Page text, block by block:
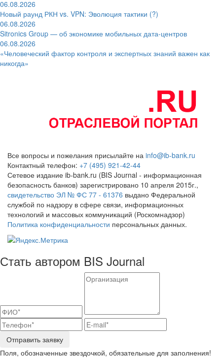
06.08.2026
Новый раунд РКН vs. VPN: Эволюция тактики (?)
06.08.2026
Sitronics Group — об экономике мобильных дата-центров
06.08.2026
«Человеческий фактор контроля и экспертных знаний важен как
никогда»
Все вопросы и пожелания присылайте на info@ib-bank.ru
Контактный телефон: +7 (495) 921-42-44
Сетевое издание ib-bank.ru (BIS Journal - информационная
безопасность банков) зарегистрировано 10 апреля 2015г.,
свидетельство ЭЛ № ФС 77 - 61376 выдано Федеральной
службой по надзору в сфере связи, информационных
технологий и массовых коммуникаций (Роскомнадзор)
Политика конфиденциальности персональных данных.
Стать автором BIS Journal
Отправить заявку
Поля, обозначенные звездочкой, обязательные для заполнения!